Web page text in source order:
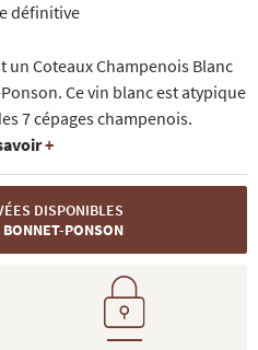
définitive
un Coteaux Champenois Blanc
Ce vin blanc est atypique
7 cépages champenois.
+
DISPONIBLES
PONSON